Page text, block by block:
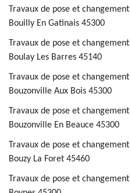
Travaux de pose et
Bouilly En Gatinais 45300
Travaux de pose et
Boulay Les Barres 45140
Travaux de pose et
Bouzonville Aux Bois 45300
Travaux de pose et
Bouzonville En Beauce 45300
Travaux de pose et
Bouzy La Foret 45460
Travaux de pose et